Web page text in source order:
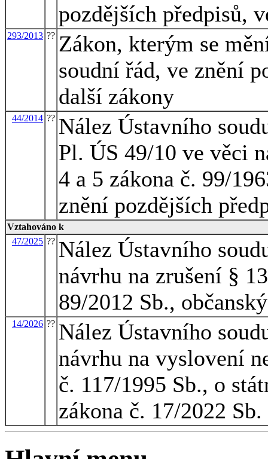
pozdějších předpisů,
293/2013 ?? Zákon, kterým se
soudní řád, ve znění
další zákony
44/2014 ?? Nález Ústavního
Pl. ÚS 49/10 ve věci
4 a 5 zákona č. 99/
znění pozdějších
Vztahováno k
47/2025 ?? Nález Ústavního
návrhu na zrušení §
89/2012 Sb.,
14/2026 ?? Nález Ústavního
návrhu na vyslovení
č. 117/1995 Sb., o
zákona č. 17/2022 Sb.